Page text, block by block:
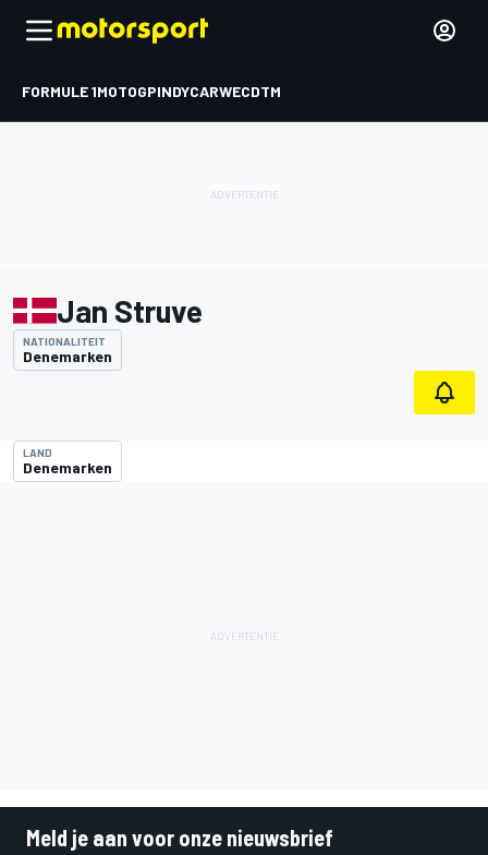
FORMULE 1MOTOGPINDYCARWECDTM
Jan Struve
NATIONALITEIT
Denemarken
LAND
Denemarken
Meld je aan voor onze nieuwsbrief